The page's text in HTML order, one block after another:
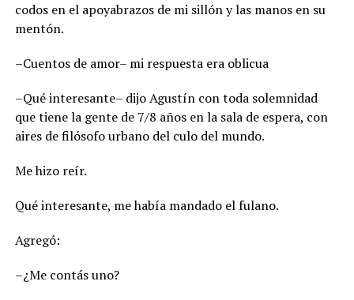
codos en el apoyabrazos de mi sillón y las manos en su
mentón.
–Cuentos de amor– mi respuesta era oblicua
–Qué interesante– dijo Agustín con toda solemnidad
que tiene la gente de 7/8 años en la sala de espera, con
aires de filósofo urbano del culo del mundo.
Me hizo reír.
Qué interesante, me había mandado el fulano.
Agregó:
–¿Me contás uno?